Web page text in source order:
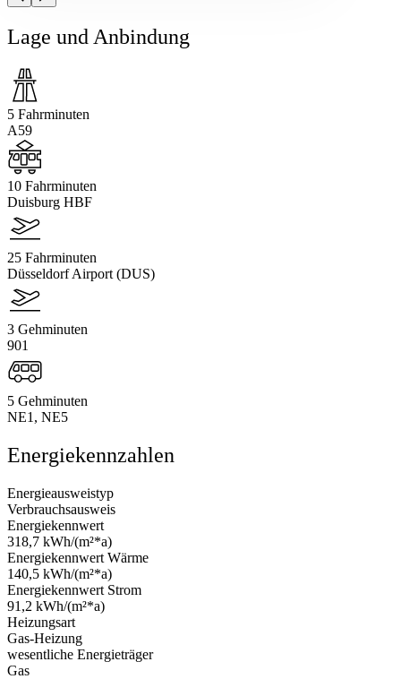
Lage und Anbindung
5 Fahrminuten
A59
10 Fahrminuten
Duisburg HBF
25 Fahrminuten
Düsseldorf Airport (DUS)
3 Gehminuten
901
5 Gehminuten
NE1, NE5
Energiekennzahlen
Energieausweistyp
Verbrauchsausweis
Energiekennwert
318,7 kWh/(m²*a)
Energiekennwert Wärme
140,5 kWh/(m²*a)
Energiekennwert Strom
91,2 kWh/(m²*a)
Heizungsart
Gas-Heizung
wesentliche Energieträger
Gas